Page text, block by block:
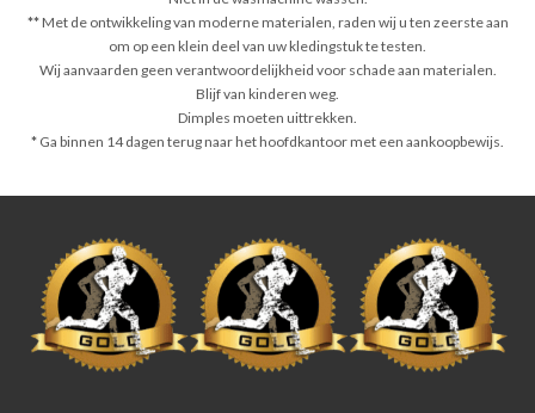
**Met de ontwikkeling van moderne materialen, raden wij u ten zeerste aan
om op een klein deel van uw kledingstuk te testen.
Wij aanvaarden geen verantwoordelijkheid voor schade aan materialen.
Blijf van kinderen weg.
Dimples moeten uittrekken.
* Ga binnen 14 dagen terug naar het hoofdkantoor met een aankoopbewijs.